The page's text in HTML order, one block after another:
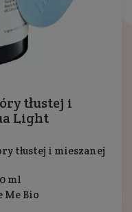
tłustej i
Light
tłustej i mieszanej
ml
Me Bio